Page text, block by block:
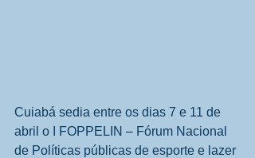
Cuiabá sedia entre os dias 7 e 11 de
abril o I FOPPELIN – Fórum Nacional
de Políticas públicas de esporte e lazer